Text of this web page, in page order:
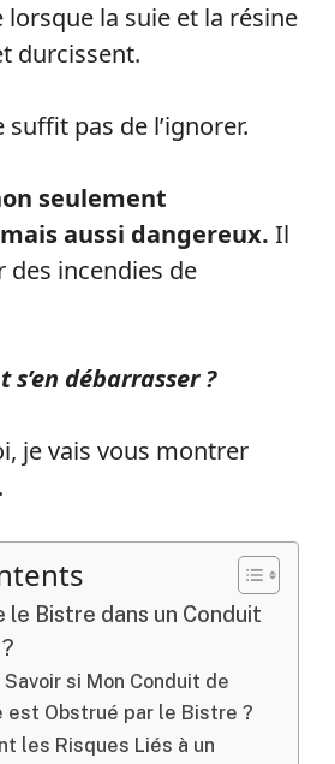
la suie et la résine
durcissent.
suffit pas de l’ignorer.
seulement
aussi dangereux. Il
incendies de
débarrasser ?
je vais vous montrer
le Bistre dans un Conduit
si Mon Conduit de
est Obstrué par le Bistre ?
les Risques Liés à un